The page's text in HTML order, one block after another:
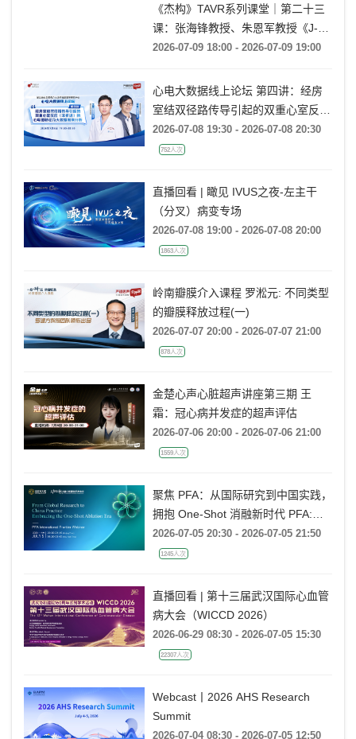
《杰构》TAVR系列课堂｜第二十三
课：张海锋教授、朱恩军教授《J-
VALVE TF 治疗超大左心室流出道
心电大数据线上论坛 第四讲：经房
室结双径路传导引起的双重心室反应
(非折返)的心电图特征及大数据案例
2026-07-08 19:30 - 2026-07-08 20:30
直播回看 | 瞰见 IVUS之夜-左主干
（分叉）病变专场
2026-07-08 19:00 - 2026-07-08 20:00
岭南瓣膜介入课程 罗淞元: 不同类型
的瓣膜释放过程(一)
2026-07-07 20:00 - 2026-07-07 21:00
金楚心声心脏超声讲座第三期 王
霜：冠心病并发症的超声评估
2026-07-06 20:00 - 2026-07-06 21:00
聚焦 PFA：从国际研究到中国实践，
拥抱 One-Shot 消融新时代 PFA:
From Global Research to China
Ablation Era ——电生理国际前沿专
题会
2026-07-05 20:30 - 2026-07-05 21:50
直播回看 | 第十三届武汉国际心血管
病大会（WICCD 2026）
2026-06-29 08:30 - 2026-07-05 15:30
Webcast丨2026 AHS Research
Summit